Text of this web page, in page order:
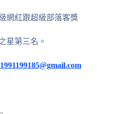
網紅跟超級部落客獎
星第三名。